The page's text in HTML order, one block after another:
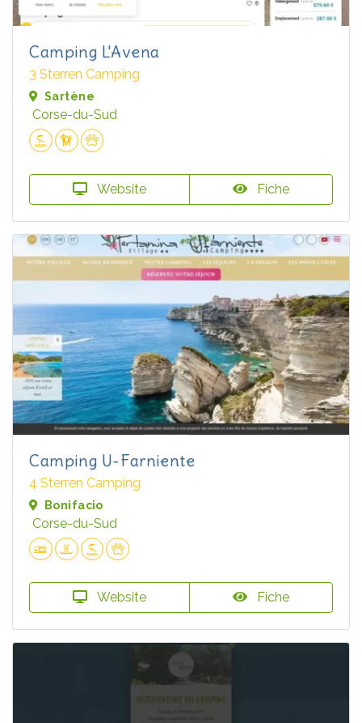
Camping L'Avena
3 Sterren Camping
Sartène
Corse-du-Sud
Website Fiche
Camping U-Farniente
4 Sterren Camping
Bonifacio
Corse-du-Sud
Website Fiche